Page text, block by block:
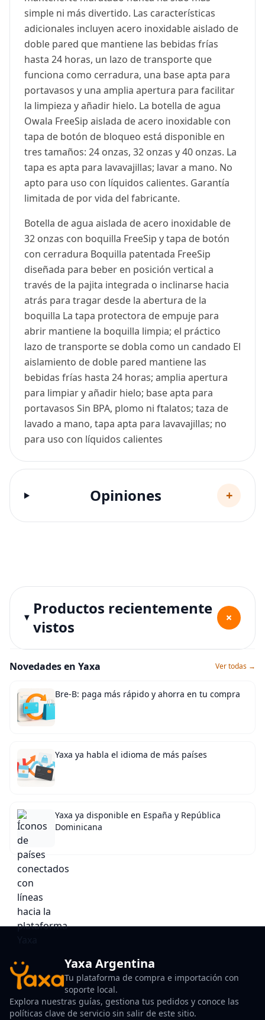
simple ni más divertido. Las características
adicionales incluyen acero inoxidable aislado de
doble pared que mantiene las bebidas frías
hasta 24 horas, un lazo de transporte que
funciona como cerradura, una base apta para
portavasos y una amplia apertura para facilitar
la limpieza y añadir hielo. La botella de agua
Owala FreeSip aislada de acero inoxidable con
tapa de botón de bloqueo está disponible en
tres tamaños: 24 onzas, 32 onzas y 40 onzas. La
tapa es apta para lavavajillas; lavar a mano. No
apto para uso con líquidos calientes. Garantía
limitada de por vida del fabricante.
Botella de agua aislada de acero inoxidable de
32 onzas con boquilla FreeSip y tapa de botón
con cerradura Boquilla patentada FreeSip
diseñada para beber en posición vertical a
través de la pajita integrada o inclinarse hacia
atrás para tragar desde la abertura de la
boquilla La tapa protectora de empuje para
abrir mantiene la boquilla limpia; el práctico
lazo de transporte se dobla como un candado El
aislamiento de doble pared mantiene las
bebidas frías hasta 24 horas; amplia apertura
para limpiar y añadir hielo; base apta para
portavasos Sin BPA, plomo ni ftalatos; taza de
lavado a mano, tapa apta para lavavajillas; no
para uso con líquidos calientes
Opiniones +
Productos recientemente
vistos
+
Novedades en Yaxa Ver todas →
Bre-B: paga más rápido y ahorra en tu compra
Yaxa ya habla el idioma de más países
Yaxa ya disponible en España y República
Dominicana
Yaxa Argentina
Tu plataforma de compra e importación con
soporte local.
Explora nuestras guías, gestiona tus pedidos y conoce las
políticas clave de servicio sin salir de este sitio.